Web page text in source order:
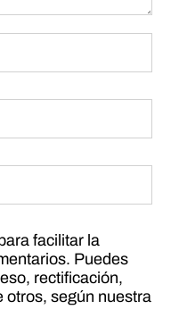
facilitar la
Puedes
rectificación,
otros, según nuestra